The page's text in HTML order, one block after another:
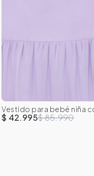
24M
Vestido para bebé niña
integrado
$ 42.995$ 85.990